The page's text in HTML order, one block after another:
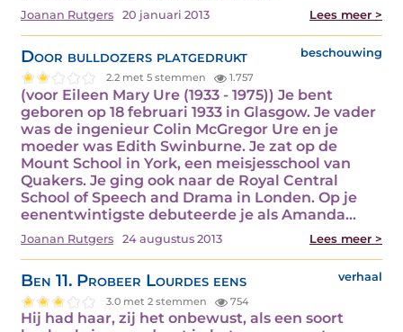
Joanan Rutgers 20 januari 2013 Lees meer >
Door bulldozers platgedrukt beschouwing
2.2 met 5 stemmen 1.757
(voor Eileen Mary Ure (1933 - 1975)) Je bent
geboren op 18 februari 1933 in Glasgow. Je vader
was de ingenieur Colin McGregor Ure en je
moeder was Edith Swinburne. Je zat op de
Mount School in York, een meisjesschool van
Quakers. Je ging ook naar de Royal Central
School of Speech and Drama in Londen. Op je
eenentwintigste debuteerde je als Amanda…
Joanan Rutgers 24 augustus 2013 Lees meer >
Ben 11. Probeer Lourdes eens verhaal
3.0 met 2 stemmen 754
Hij had haar, zij het onbewust, als een soort